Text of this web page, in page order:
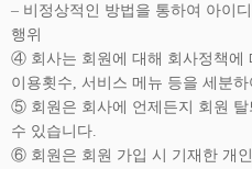
– 비정상적인 방법을 통하여 아이
행위
④ 회사는 회원에 대해 회사정책에
이용횟수, 서비스 메뉴 등을 세분
⑤ 회원은 회사에 언제든지 회원
수 있습니다.
⑥ 회원은 회원 가입 시 기재한 개